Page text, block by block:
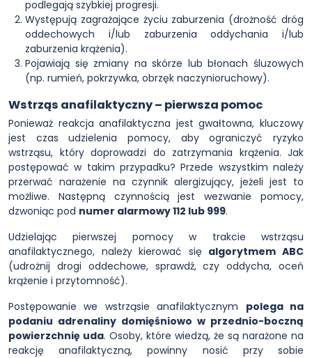
podlegają szybkiej progresji.
Występują zagrażające życiu zaburzenia (drożność dróg
oddechowych i/lub zaburzenia oddychania i/lub
zaburzenia krążenia).
Pojawiają się zmiany na skórze lub błonach śluzowych
(np. rumień, pokrzywka, obrzęk naczynioruchowy).
Wstrząs anafilaktyczny – pierwsza pomoc
Ponieważ reakcja anafilaktyczna jest gwałtowna, kluczowy
jest czas udzielenia pomocy, aby ograniczyć ryzyko
wstrząsu, który doprowadzi do zatrzymania krążenia. Jak
postępować w takim przypadku? Przede wszystkim należy
przerwać narażenie na czynnik alergizujący, jeżeli jest to
możliwe. Następną czynnością jest wezwanie pomocy,
dzwoniąc pod numer alarmowy 112 lub 999.
Udzielając pierwszej pomocy w trakcie wstrząsu
anafilaktycznego, należy kierować się algorytmem ABC
(udrożnij drogi oddechowe, sprawdź, czy oddycha, oceń
krążenie i przytomność).
Postępowanie we wstrząsie anafilaktycznym polega na
podaniu adrenaliny domięśniowo w przednio-boczną
powierzchnię uda. Osoby, które wiedzą, że są narażone na
reakcję anafilaktyczną, powinny nosić przy sobie